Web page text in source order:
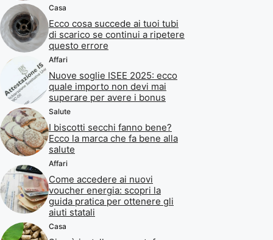
Casa
Ecco cosa succede ai tuoi tubi
di scarico se continui a ripetere
questo errore
Affari
Nuove soglie ISEE 2025: ecco
quale importo non devi mai
superare per avere i bonus
Salute
I biscotti secchi fanno bene?
Ecco la marca che fa bene alla
salute
Affari
Come accedere ai nuovi
voucher energia: scopri la
guida pratica per ottenere gli
aiuti statali
Casa